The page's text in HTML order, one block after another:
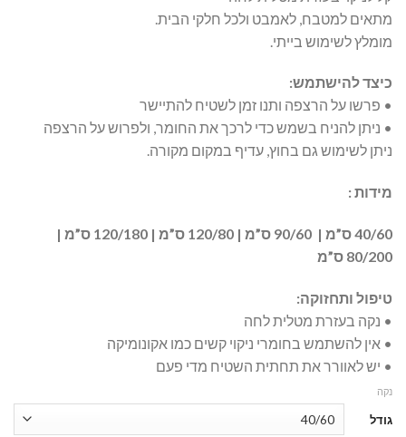
מתאים למטבח, לאמבט ולכל חלקי הבית.
מומלץ לשימוש בייתי.
כיצד להישתמש:
• פרשו על הרצפה ותנו זמן לשטיח להתיישר
• ניתן להניח בשמש כדי לרכך את החומר, ולפרוש על הרצפה
ניתן לשימוש גם בחוץ, עדיף במקום מקורה.
מידות :
40/60 ס”מ | 90/60 ס”מ | 120/80 ס”מ | 120/180 ס”מ |
80/200 ס”מ
טיפול ותחזוקה:
• נקה בעזרת מטלית לחה
• אין להשתמש בחומרי ניקוי קשים כמו אקונומיקה
• יש לאוורר את תחתית השטיח מדי פעם
גודל
נקה